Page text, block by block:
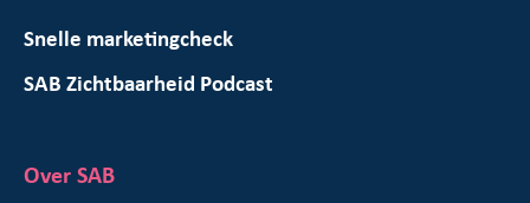
Snelle marketingcheck
SAB Zichtbaarheid Podcast
Over SAB